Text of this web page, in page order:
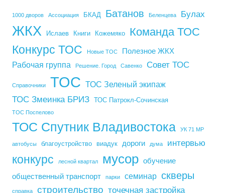
1000 дворов Ассоциация БКАД Батанов Беленцева Булах
ЖКХ Ислаев Книги Кожемяко Команда ТОС
Конкурс ТОС Новые ТОС Полезное ЖКХ
Рабочая группа Решение. Город Савенко Совет ТОС
Справочники ТОС ТОС Зеленый экипаж
ТОС Змеинка БРИЗ ТОС Патрокл-Сочинская
ТОС Поспелово
ТОС Спутник Владивостока УК 71 МР
автобусы благоустройство виадук дороги дума интервью
конкурс лесной квартал мусор обучение
общественный транспорт
парки семинар скверы
справка строительство точечная застройка